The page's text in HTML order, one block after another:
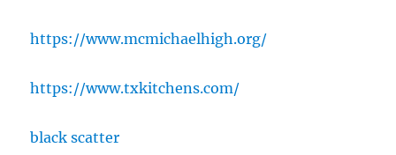
https://www.mcmichaelhigh.org/
https://www.txkitchens.com/
black scatter